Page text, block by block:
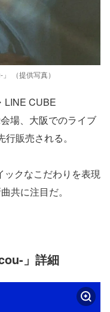
（提供写真）
LINE CUBE
場、大阪でのライブ
販売される。
ックなこだわりを表現
共に注目だ。
」詳細